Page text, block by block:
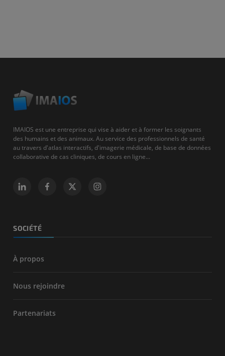
IMAIOS est une entreprise qui vise à aider et à former les soignants
des humains et des animaux. Au service des professionnels de santé
au travers d'atlas interactifs, d'imagerie médicale, de base de données
collaborative de cas cliniques, de cours en ligne...
SOCIÉTÉ
À propos
Nous rejoindre
Partenariats